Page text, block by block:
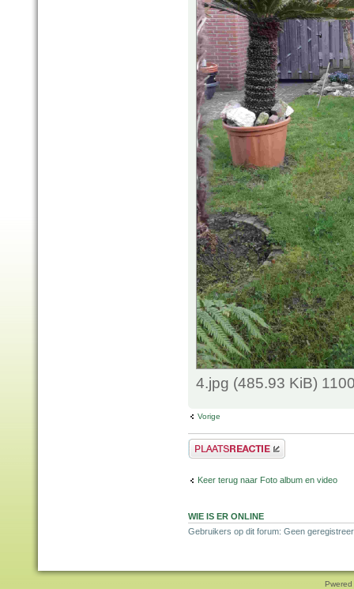
4.jpg (485.93 KiB)
Vorige
Plaats een reactie
Keer terug naar Foto album en video
WIE IS ER ONLINE
Gebruikers op dit forum: Geen